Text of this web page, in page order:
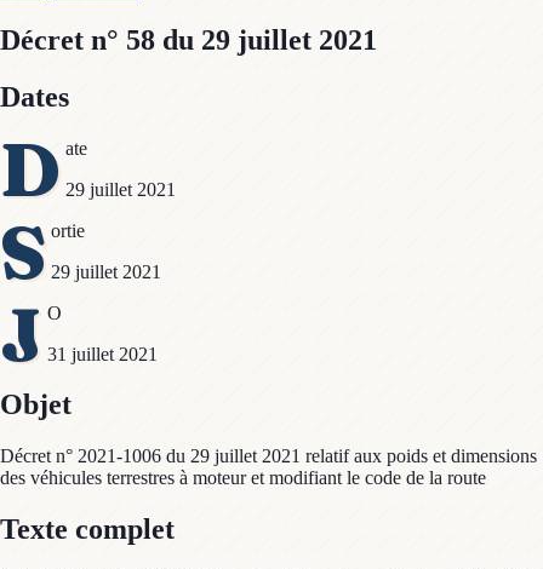
Décret n° 58 du 29 juillet 2021
Dates
D ate
29 juillet 2021
S ortie
29 juillet 2021
J O
31 juillet 2021
Objet
Décret n° 2021-1006 du 29 juillet 2021 relatif aux poids et dimensions
des véhicules terrestres à moteur et modifiant le code de la route
Texte complet